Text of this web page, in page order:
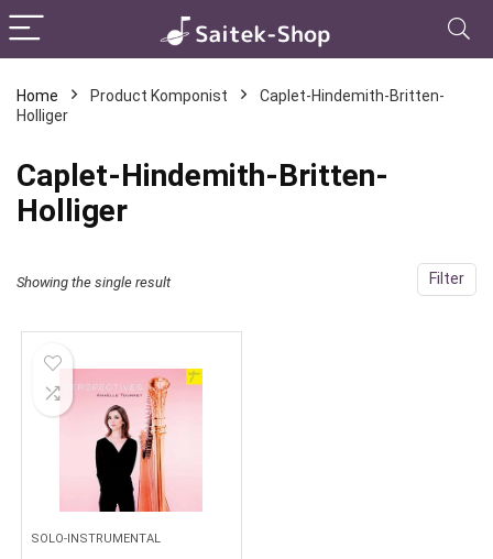
Home Product Komponist
Caplet-Hindemith-Britten-
Holliger
Caplet-Hindemith-Britten-
Holliger
Filter
Showing the single result
SOLO-INSTRUMENTAL